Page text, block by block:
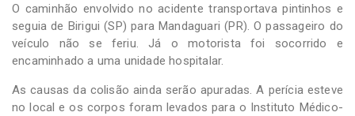
O caminhão envolvido no acidente transportava pintinhos e
seguia de Birigui (SP) para Mandaguari (PR). O passageiro do
veículo não se feriu. Já o motorista foi socorrido e
encaminhado a uma unidade hospitalar.
As causas da colisão ainda serão apuradas. A perícia esteve
no local e os corpos foram levados para o Instituto Médico-